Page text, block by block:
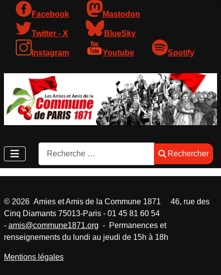
Facebook Mastodon
Twitter - X BlueSky
Instagram Youtube Spotify
Rechercher
Rechercher
© 2026 Amies et Amis de la Commune 1871 46, rue des
Cinq Diamants 75013-Paris - 01 45 81 60 54
- amis@commune1871.org - Permanences et
renseignements du lundi au jeudi de 15h à 18h
Mentions légales